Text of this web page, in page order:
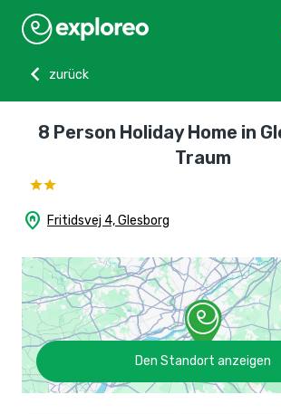
chevron_left
zurück
8 Person Holiday Home in
Traum
home_pin Fritidsvej 4, Glesborg
Den Standort anzeigen